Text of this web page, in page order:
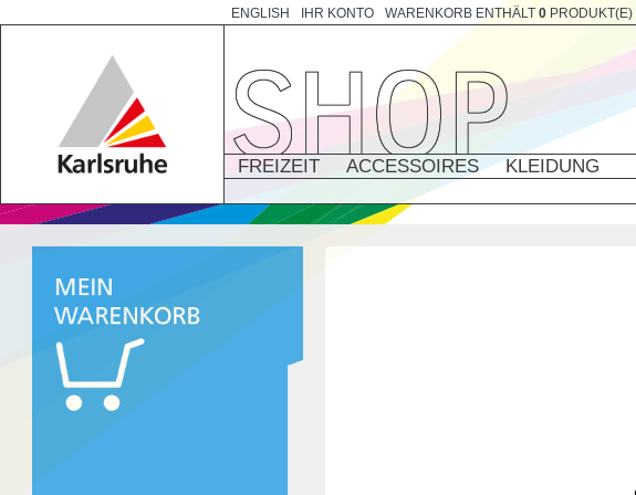
ENGLISH IHR KONTO WARENKORB ENTHÄLT0 PRODUKT(E)
FREIZEIT ACCESSOIRES KLEIDUNG